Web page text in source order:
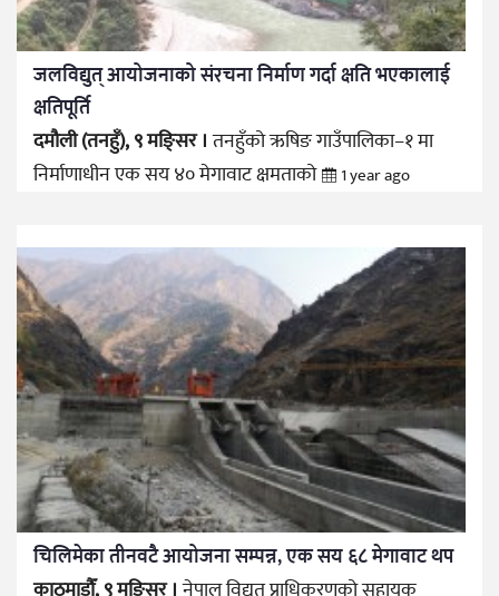
जलविद्युत् आयोजनाको संरचना निर्माण गर्दा क्षति भएकालाई
क्षतिपूर्ति
दमौली (तनहुँ), ९ मङ्सिर ।तनहुँको ऋषिङ गाउँपालिका–१ मा
निर्माणाधीन एक सय ४० मेगावाट क्षमताको
1 year ago
चिलिमेका तीनवटै आयोजना सम्पन्न, एक सय ६८ मेगावाट थप